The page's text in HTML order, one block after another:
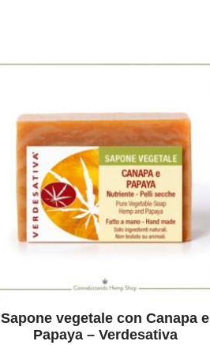
Sapone vegetale con Canapa e
Papaya – Verdesativa